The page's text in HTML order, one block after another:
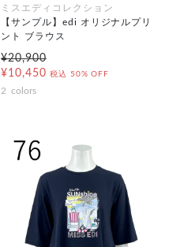
ミスエディコレクション
【サンプル】edi オリジナルプリ
ント ブラウス
¥20,900
¥10,450 税込 50% OFF
2 colors